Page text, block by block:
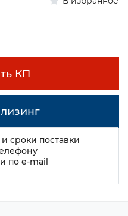
КП
сроки поставки
по e-mail